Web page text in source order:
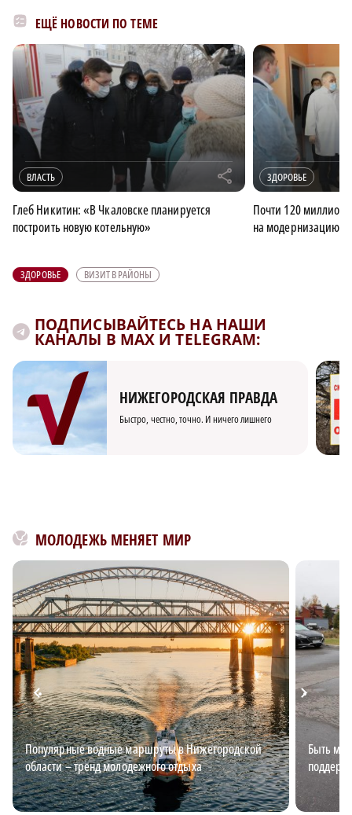
ЕЩЁ НОВОСТИ ПО ТЕМЕ
ВЛАСТЬ r
Глеб Никитин: «В Чкаловске планируется
построить новую котельную»
ЗДОРОВЬЕ
Почти 120
на модернизацию
ЗДОРОВЬЕ ВИЗИТ В РАЙОНЫ
ПОДПИСЫВАЙТЕСЬ НА НАШИ
КАНАЛЫ В MAX И TELEGRAM:
НИЖЕГОРОДСКАЯ ПРАВДА
Быстро, честно, точно. И ничего лишнего
МОЛОДЕЖЬ МЕНЯЕТ МИР
Популярные водные маршруты в Нижегородской
области – тренд молодежного отдыха
Быть